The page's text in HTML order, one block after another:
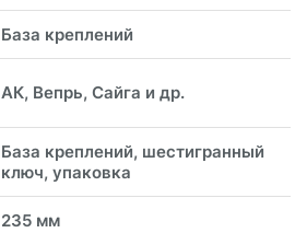
База креплений
АК, Вепрь, Сайга и др.
База креплений, шестигранный
ключ, упаковка
235 мм